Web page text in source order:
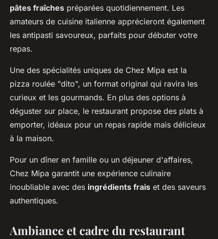
pâtes fraîches préparées quotidiennement. Les
amateurs de cuisine italienne apprécieront également
les antipasti savoureux, parfaits pour débuter votre
repas.
Une des spécialités uniques de Chez Mipa est la
pizza roulée "dito", un format original qui ravira les
curieux et les gourmands. En plus des options à
déguster sur place, le restaurant propose des plats à
emporter, idéaux pour un repas rapide mais délicieux
à la maison.
Pour un dîner en famille ou un déjeuner d'affaires,
Chez Mipa garantit une expérience culinaire
inoubliable avec des ingrédients frais et des saveurs
authentiques.
Ambiance et cadre du restaurant